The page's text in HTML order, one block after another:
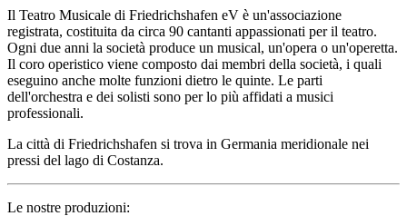
Il Teatro Musicale di Friedrichshafen eV è un'associazione
registrata, costituita da circa 90 cantanti appassionati per il teatro.
Ogni due anni la società produce un musical, un'opera o un'operetta.
Il coro operistico viene composto dai membri della società, i quali
eseguino anche molte funzioni dietro le quinte. Le parti
dell'orchestra e dei solisti sono per lo più affidati a musici
professionali.
La città di Friedrichshafen si trova in Germania meridionale nei
pressi del lago di Costanza.
Le nostre produzioni: